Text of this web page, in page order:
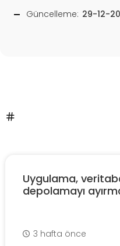
Güncelleme: 29-12-
Uygulama,
depolamayı
3 hafta önce